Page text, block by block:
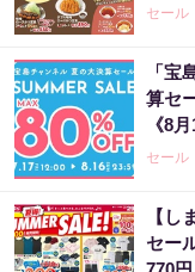
セール
「宝
算セ
《8
セール
【し
セー